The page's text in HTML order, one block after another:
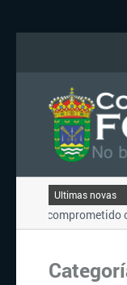
O Concello
Forcarei
Turismo
Servizos
Contacto
Ultimas novas
comprometido coa
2022 DO